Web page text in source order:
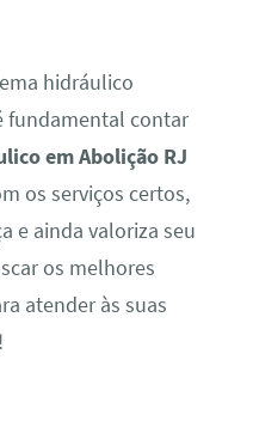
hidráulico
fundamental contar
em Abolição RJ
os serviços certos,
e ainda valoriza seu
os melhores
atender às suas